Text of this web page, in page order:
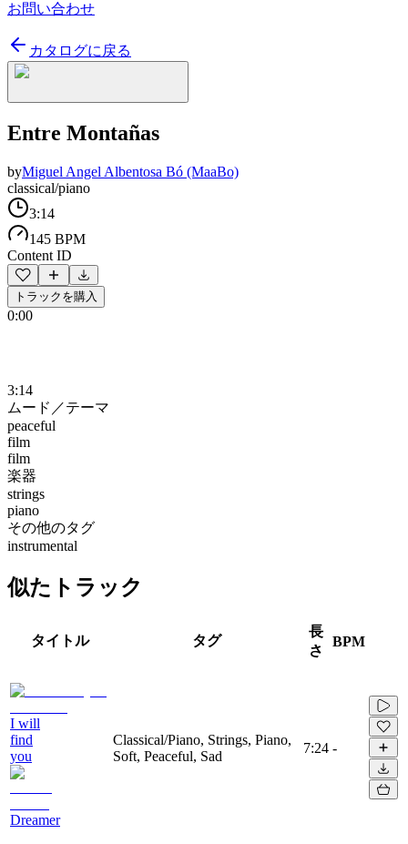
お問い合わせ
カタログに戻る
Entre Montañas
byMiguel Angel Albentosa Bó (MaaBo)
classical/piano
3:14
145 BPM
Content ID
トラックを購入
0:00
3:14
ムード／テーマ
peaceful
film
film
楽器
strings
piano
その他のタグ
instrumental
似たトラック
タイトル タグ
長
さ
BPM
I will
find
you
Dreamer
Classical/Piano, Strings, Piano,
Soft, Peaceful, Sad
7:24 -